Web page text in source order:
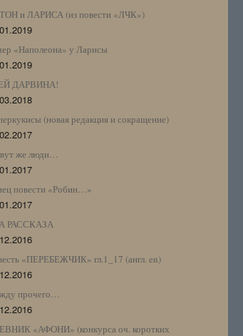
и ЛАРИСА (из повести «ЛЧК»)
«Наполеона» у Ларисы
ДАРВИНА!
(новая редакция и сокращение)
же люди…
повести «Робин…»
РАССКАЗА
«ПЕРЕБЕЖЧИК» гл.1_17 (англ. en)
прочего…
«АФОНИ» (конкурса оч. коротких